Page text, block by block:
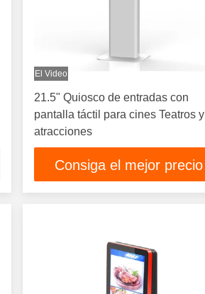
El Video
21.5" Quiosco de entradas con
pantalla táctil para cines Teatros y
atracciones
Consiga el mejor precio